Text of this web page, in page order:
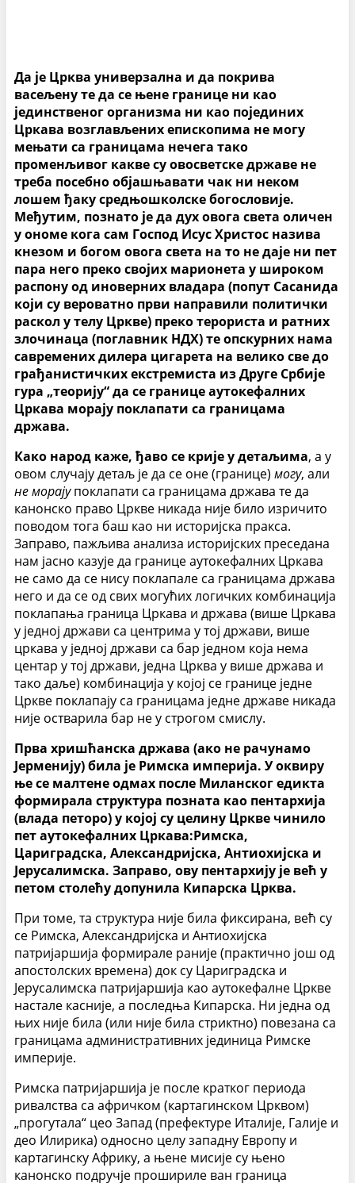
Да је Црква универзална и да покрива
васељену те да се њене границе ни као
јединственог организма ни као појединих
Цркава возглављених епископима не могу
мењати са границама нечега тако
променљивог какве су овосветске државе не
треба посебно објашњавати чак ни неком
лошем ђаку средњошколске богословије.
Међутим, познато је да дух овога света оличен
у ономе кога сам Господ Исус Христос назива
кнезом и богом овога света на то не даје ни пет
пара него преко својих марионета у широком
распону од иноверних владара (попут Сасанида
који су вероватно први направили политички
раскол у телу Цркве) преко терориста и ратних
злочинаца (поглавник НДХ) те опскурних нама
савремених дилера цигарета на велико све до
грађанистичких екстремиста из Друге Србије
гура „теорију“ да се границе аутокефалних
Цркава морају поклапати са границама
држава.
Како народ каже, ђаво се крије у детаљима, а у
овом случају детаљ је да се оне (границе) могу, али
не морајупоклапати са границама држава те да
канонско право Цркве никада није било изричито
поводом тога баш као ни историјска пракса.
Заправо, пажљива анализа историјских преседана
нам јасно казује да границе аутокефалних Цркава
не само да се нису поклапале са границама држава
него и да се од свих могућих логичких комбинација
поклапања граница Цркава и држава (више Цркава
у једној држави са центрима у тој држави, више
цркава у једној држави са бар једном која нема
центар у тој држави, једна Црква у више држава и
тако даље) комбинација у којој се границе једне
Цркве поклапају са границама једне државе никада
није остварила бар не у строгом смислу.
Прва хришћанска држава (ако не рачунамо
Јерменију) била је Римска империја. У оквиру
ње се малтене одмах после Миланског едикта
формирала структура позната као пентархија
(влада петоро) у којој су целину Цркве чинило
пет аутокефалних Цркава:Римска,
Цариградска, Александријска, Антиохијска и
Јерусалимска. Заправо, ову пентархију је већ у
петом столећу допунила Кипарска Црква.
При томе, та структура није била фиксирана, већ су
се Римска, Александријска и Антиохијска
патријаршија формирале раније (практично још од
апостолских времена) док су Цариградска и
Јерусалимска патријаршија као аутокефалне Цркве
настале касније, а последња Кипарска. Ни једна од
њих није била (или није била стриктно) повезана са
границама административних јединица Римске
империје.
Римска патријаршија је после кратког периода
ривалства са афричком (картагинском Црквом)
„прогутала“ цео Запад (префектуре Италије, Галије и
део Илирика) односно целу западну Европу и
картагинску Африку, а њене мисије су њено
канонско подручје прошириле ван граница